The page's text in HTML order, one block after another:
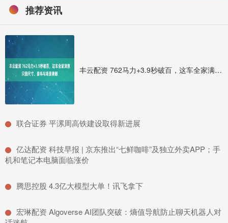
推荐资讯
丰云配资 762马力+3.9秒破百，这车全家满意只因尺寸、豪华与场景兼顾
​联合证券 平漯周高铁建设取得新进展
​亿达配资 科技早报 | 京东推出“七鲜咖啡”及独立外卖APP；手
机和笔记本电脑面临涨价
​腾思控股 4.3亿大模型大单！讯飞拿下
​宏琳配资 Algoverse AI团队突破：熵值导航防止聊天机器人对